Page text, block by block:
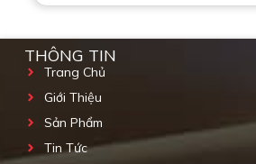
THÔNG TIN
Trang Chủ
Giới Thiệu
Sản Phẩm
Tin Tức